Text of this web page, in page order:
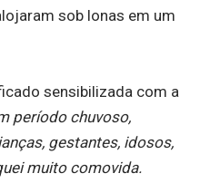
sob lonas em um
sensibilizada com a
período chuvoso,
gestantes, idosos,
muito comovida.